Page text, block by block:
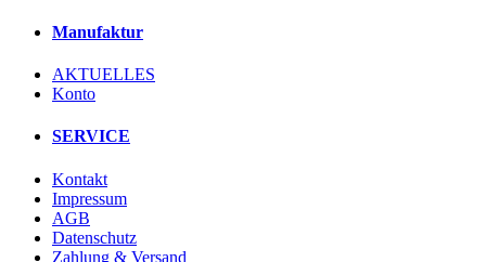
Manufaktur
AKTUELLES
Konto
SERVICE
Kontakt
Impressum
AGB
Datenschutz
Zahlung & Versand